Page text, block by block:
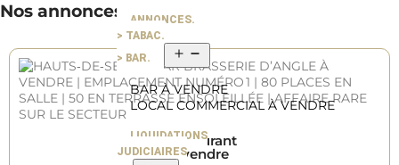
ANNONCES.
> TABAC.
> BAR.
BAR À VENDRE
LOCAL COMMERCIAL À VENDRE
LIQUIDATIONS
JUDICIAIRES
Nos annonces
Restaurant
à vendre